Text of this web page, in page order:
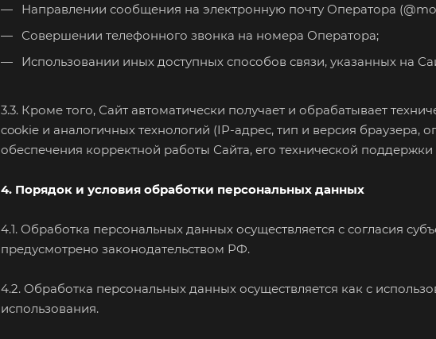
Направлении сообщения на электронную почту Оператора
Совершении телефонного звонка на номера Оператора;
Использовании иных доступных способов связи, указанных на
3.3. Кроме того, Сайт автоматически получает и обрабатывает
cookie и аналогичных технологий (IP-адрес, тип и версия браузера,
обеспечения корректной работы Сайта, его технической
4. Порядок и условия обработки персональных данных
4.1. Обработка персональных данных осуществляется с согласия
предусмотрено законодательством РФ.
4.2. Обработка персональных данных осуществляется как с
использования.